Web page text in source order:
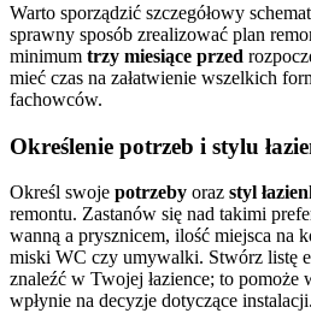
Warto sporządzić szczegółowy
sprawny sposób zrealizować plan
minimum trzy miesiące przed
mieć czas na załatwienie wszelkich
fachowców.
Określenie potrzeb i stylu
Określ swoje potrzeby oraz styl
remontu. Zastanów się nad takimi
wanną a prysznicem, ilość miejsca na
miski WC czy umywalki. Stwórz listę
znaleźć w Twojej łazience; to pomoże
wpłynie na decyzje dotyczące instalacji.